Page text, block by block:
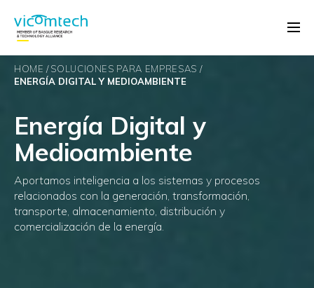
HOME
SOLUCIONES PARA EMPRESAS
ENERGÍA DIGITAL Y MEDIOAMBIENTE
Energía Digital y
Medioambiente
Aportamos inteligencia a los sistemas y procesos
relacionados con la generación, transformación,
transporte, almacenamiento, distribución y
comercialización de la energía.